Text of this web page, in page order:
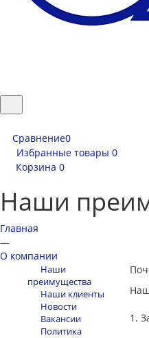
Сравнение0
Избранные товары 0
Корзина 0
Наши
Главная
—
О компании
1.
Наши
преимущества
Наши клиенты
Новости
Вакансии
Политика